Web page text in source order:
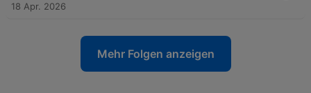
18 Apr. 2026
Mehr Folgen anzeigen